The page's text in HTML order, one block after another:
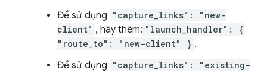
Để sử dụng "capture_links": "new-
client" , hãy thêm: "launch_handler": {
"route_to": "new-client" } .
Để sử dụng "capture_links": "existing-